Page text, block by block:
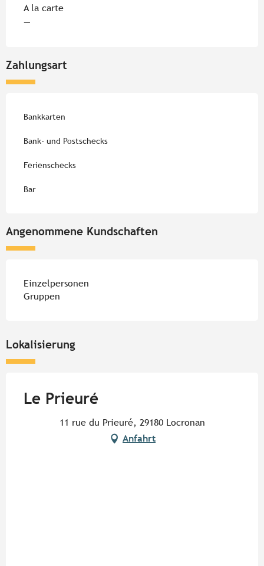
A la carte
—
Zahlungsart
Bankkarten
Bank- und Postschecks
Ferienschecks
Bar
Angenommene Kundschaften
Einzelpersonen
Gruppen
Lokalisierung
Le Prieuré
11 rue du Prieuré, 29180 Locronan
Anfahrt